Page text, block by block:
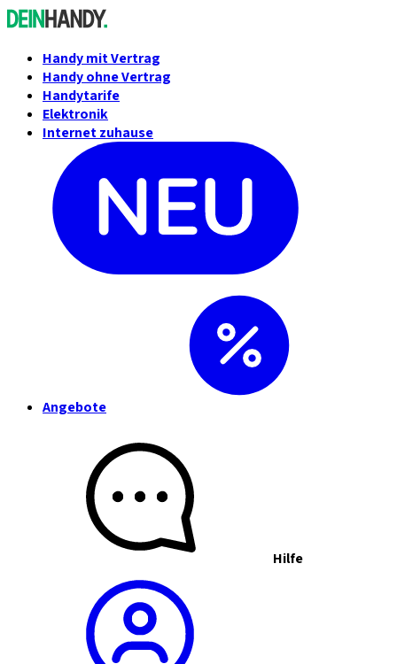
Handy mit Vertrag
Handy ohne Vertrag
Handytarife
Elektronik
Internet zuhause
Angebote
Hilfe